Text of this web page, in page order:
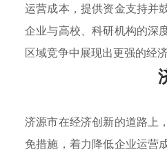
运营成本，提供资金支持并
企业与高校、科研机构的深
区域竞争中展现出更强的经
济源市在经济创新的道路上
免措施，着力降低企业运营